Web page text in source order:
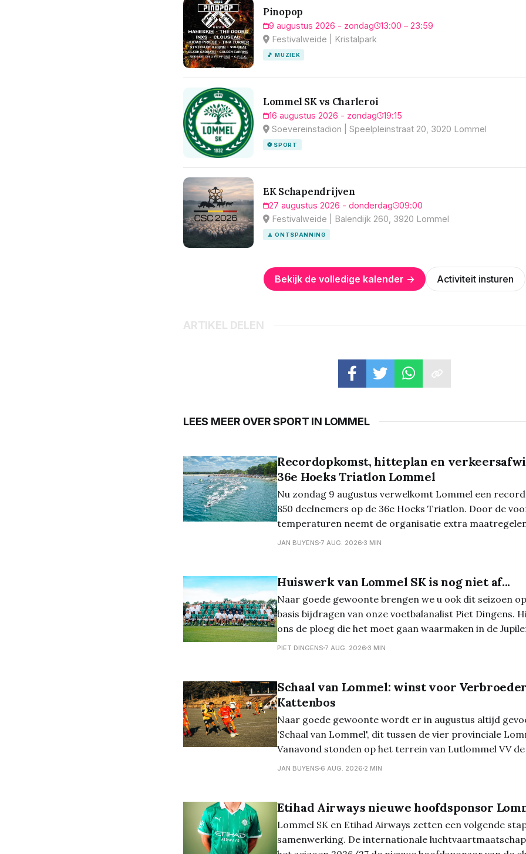
Pinopop
9 augustus 2026 - zondag
13:00 – 23:59
Festivalweide | Kristalpark
🎵 MUZIEK
Lommel SK vs Charleroi
16 augustus 2026 - zondag
19:15
Soevereinstadion | Speelpleinstraat 20, 3020 Lommel
⚽ SPORT
EK Schapendrijven
27 augustus 2026 - donderdag
09:00
Festivalweide | Balendijk 260, 3920 Lommel
🧘 ONTSPANNING
Bekijk de volledige kalender → Activiteit insturen
ARTIKEL DELEN
LEES MEER OVER SPORT IN LOMMEL
Recordopkomst, hitteplan en
36e Hoeks Triatlon Lommel
Nu zondag 9 augustus verwelkomt Lommel een
850 deelnemers op de 36e Hoeks Triatlon. Door de
temperaturen neemt de organisatie extra
wedstrijden veilig te laten verlopen. De kwart-,
JAN BUYENS 7 AUG. 2026 3 MIN
Huiswerk van Lommel SK is nog niet af...
Naar goede gewoonte brengen we u ook dit seizoen
basis bijdragen van onze voetbalanalist Piet Dingens.
ons de ploeg die het moet gaan waarmaken in de
Lee Johnson is een toffe pee. Laat daar geen twijfel
PIET DINGENS 7 AUG. 2026 3 MIN
Schaal van Lommel: winst voor
Kattenbos
Naar goede gewoonte wordt er in augustus altijd
'Schaal van Lommel', dit tussen de vier provinciale
Vanavond stonden op het terrein van Lutlommel VV
het programma. En daarbij kwam Verbroedering uit
JAN BUYENS 6 AUG. 2026 2 MIN
Etihad Airways nieuwe hoofdsponsor
Lommel SK en Etihad Airways zetten een volgende
samenwerking. De internationale